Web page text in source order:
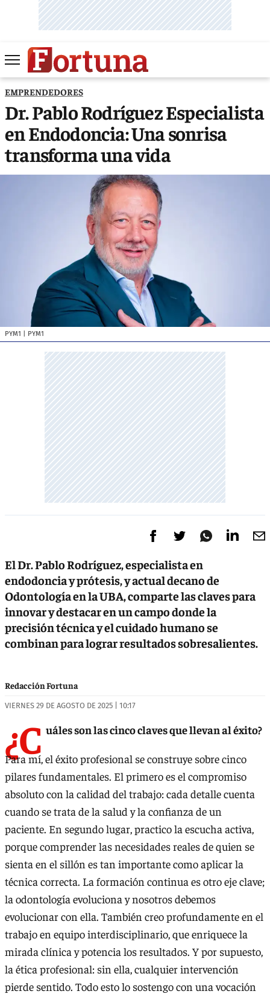
EMPRENDEDORES
Dr. Pablo Rodríguez Especialista
en Endodoncia: Una sonrisa
transforma una vida
PYM1 | PYM1
El Dr. Pablo Rodríguez, especialista en
endodoncia y prótesis, y actual decano de
Odontología en la UBA, comparte las claves para
innovar y destacar en un campo donde la
precisión técnica y el cuidado humano se
combinan para lograr resultados sobresalientes.
Redacción Fortuna
VIERNES 29 DE AGOSTO DE 2025 | 10:17
¿C uáles son las cinco claves que llevan al éxito?
Para mí, el éxito profesional se construye sobre cinco
pilares fundamentales. El primero es el compromiso
absoluto con la calidad del trabajo: cada detalle cuenta
cuando se trata de la salud y la confianza de un
paciente. En segundo lugar, practico la escucha activa,
porque comprender las necesidades reales de quien se
sienta en el sillón es tan importante como aplicar la
técnica correcta. La formación continua es otro eje clave;
la odontología evoluciona y nosotros debemos
evolucionar con ella. También creo profundamente en el
trabajo en equipo interdisciplinario, que enriquece la
mirada clínica y potencia los resultados. Y por supuesto,
la ética profesional: sin ella, cualquier intervención
pierde sentido. Todo esto lo sostengo con una vocación